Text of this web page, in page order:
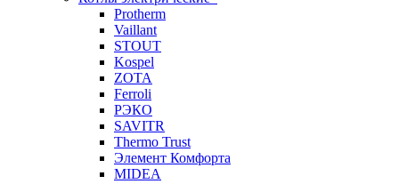
Protherm
Vaillant
STOUT
Kospel
ZOTA
Ferroli
РЭКО
SAVITR
Thermo Trust
Элемент Комфорта
MIDEA